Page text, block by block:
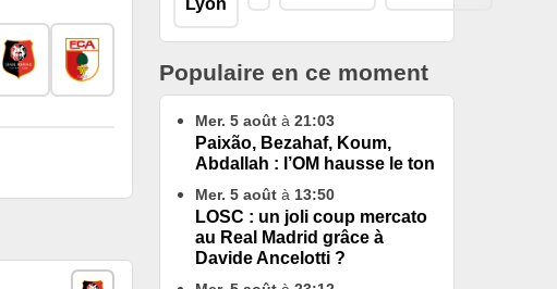
Populaire en ce moment
Mer. 5 août à 21:03
Paixão, Bezahaf, Koum,
Abdallah : l’OM hausse le ton
Mer. 5 août à 13:50
LOSC : un joli coup mercato
au Real Madrid grâce à
Davide Ancelotti ?